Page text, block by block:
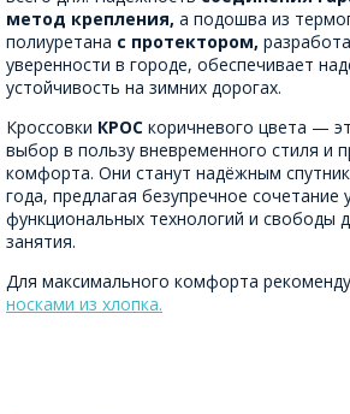
метод крепления, а подошва из
полиуретана с протектором,
уверенности в городе, обеспечивает
устойчивость на зимних дорогах.
Кроссовки КРОС коричневого цвета —
выбор в пользу вневременного стиля и
комфорта. Они станут надёжным
года, предлагая безупречное сочетание
функциональных технологий и свободы
занятия.
Для максимального комфорта
носками из хлопка.